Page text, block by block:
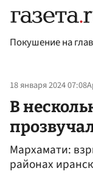
Покушение на
18 января 2024 07:08
В
Мархамати:
районах